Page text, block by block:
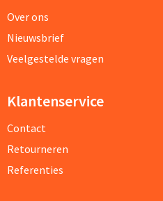
Over ons
Nieuwsbrief
Veelgestelde vragen
Klantenservice
Contact
Retourneren
Referenties